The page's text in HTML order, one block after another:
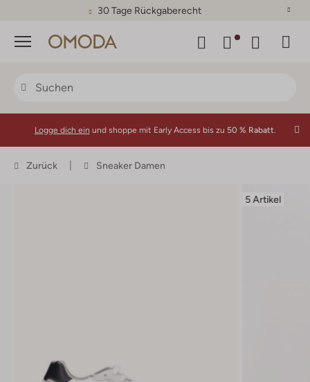
30 Tage Rückgaberecht
Menü
Logge dich ein und shoppe mit Early Access bis zu 50 % Rabatt.
Zurück Sneaker Damen
5 Artikel